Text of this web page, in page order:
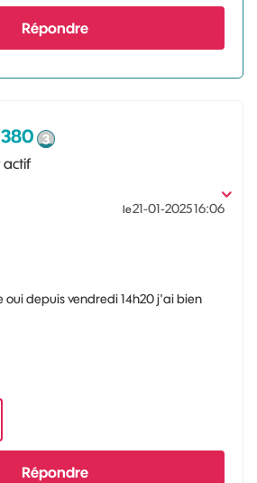
Répondre
actif
le‎21-01-202516:06
oui depuis vendredi 14h20 j'ai bien
Répondre